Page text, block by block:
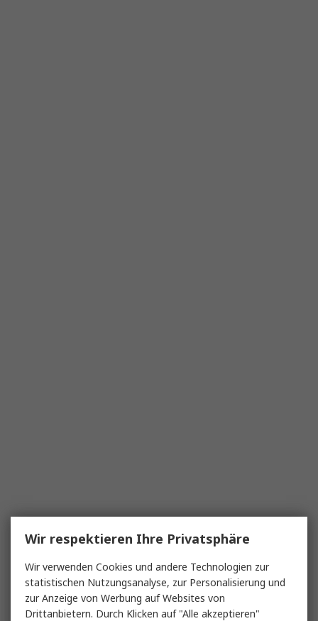
Wir respektieren Ihre Privatsphäre
Wir verwenden Cookies und andere Technologien zur
statistischen Nutzungsanalyse, zur Personalisierung und
zur Anzeige von Werbung auf Websites von
Drittanbietern. Durch Klicken auf "Alle akzeptieren"